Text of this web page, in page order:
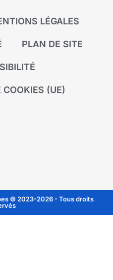
LÉGALES
PLAN DE SITE
COOKIES (UE)
© 2023-2026 - Tous droits